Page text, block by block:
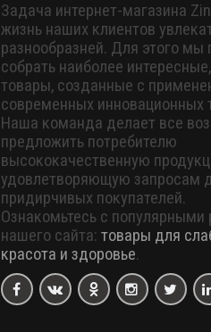
Задача интернет-магазина
жизнь наших клиентов
разнообразней. Для этого мы
собрать наиболее
товары, созданные с
современных инновационных
Наша команда делает все
предложить потребителю
высококачественную
удовлетворяющую запросам
придирчивых покупателей.
Ознакомьтесь с популярными
нашего сайта: товары для
красота и здоровье.